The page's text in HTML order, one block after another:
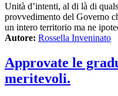
Unità d’intenti, al di là di
provvedimento del Governo
un intero territorio ma ne
Autore: Rossella Inveninato
Approvate le
meritevoli.